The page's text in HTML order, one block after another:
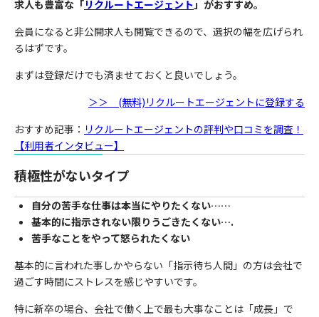
求人も豊富な「リクルートエージェント」がおすすめ。
会員になると非公開求人も閲覧できるので、選択の幅を広げられ
るはずです。
まずは登録だけでも済ませておくと良いでしょう。
＞＞ (無料)リクルートエージェントに登録する
おすすめ記事： リクルートエージェントの評判や口コミを調査！
【利用者インタビュー】
積極性がないタイプ
自分の苦手な仕事は本当にやりたくない……
基本的に指示されない限りうごきたくない….
苦手なことをやって怒られたくない
基本的に言われた事しかやらない「指示待ち人間」の方は会社で
過ごす時間にストレスを感じやすいです。
特に新卒の場合、会社で働く上で最も大事なことは「成長」で